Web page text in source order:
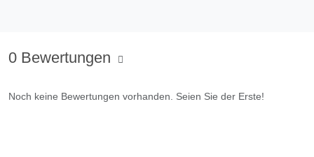
0 Bewertungen
Noch keine Bewertungen vorhanden. Seien Sie der Erste!